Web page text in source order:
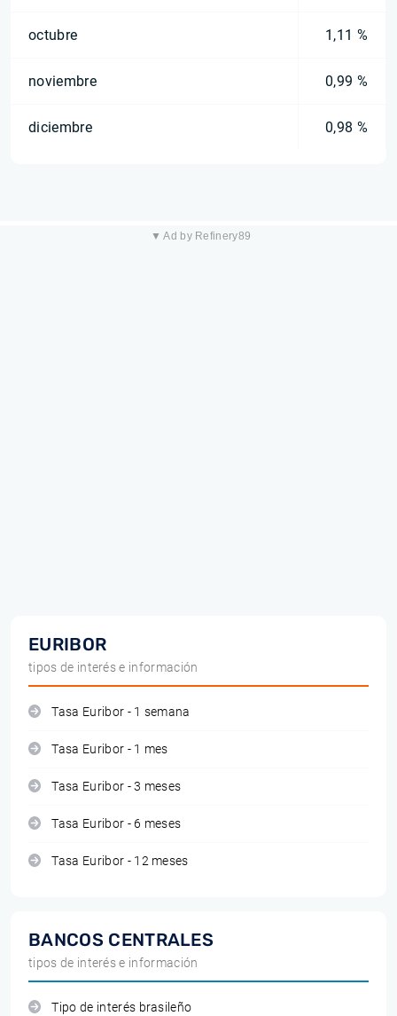
octubre 1,11 %
noviembre 0,99 %
diciembre 0,98 %
▼ Ad by Refinery89
EURIBOR
tipos de interés e información
Tasa Euribor - 1 semana
Tasa Euribor - 1 mes
Tasa Euribor - 3 meses
Tasa Euribor - 6 meses
Tasa Euribor - 12 meses
BANCOS CENTRALES
tipos de interés e información
Tipo de interés brasileño